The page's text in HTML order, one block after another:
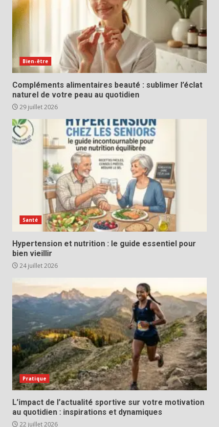
Bien-être
Compléments alimentaires beauté : sublimer l’éclat
naturel de votre peau au quotidien
29 juillet 2026
Santé
Hypertension et nutrition : le guide essentiel pour
bien vieillir
24 juillet 2026
Pratique
L’impact de l’actualité sportive sur votre motivation
au quotidien : inspirations et dynamiques
22 juillet 2026